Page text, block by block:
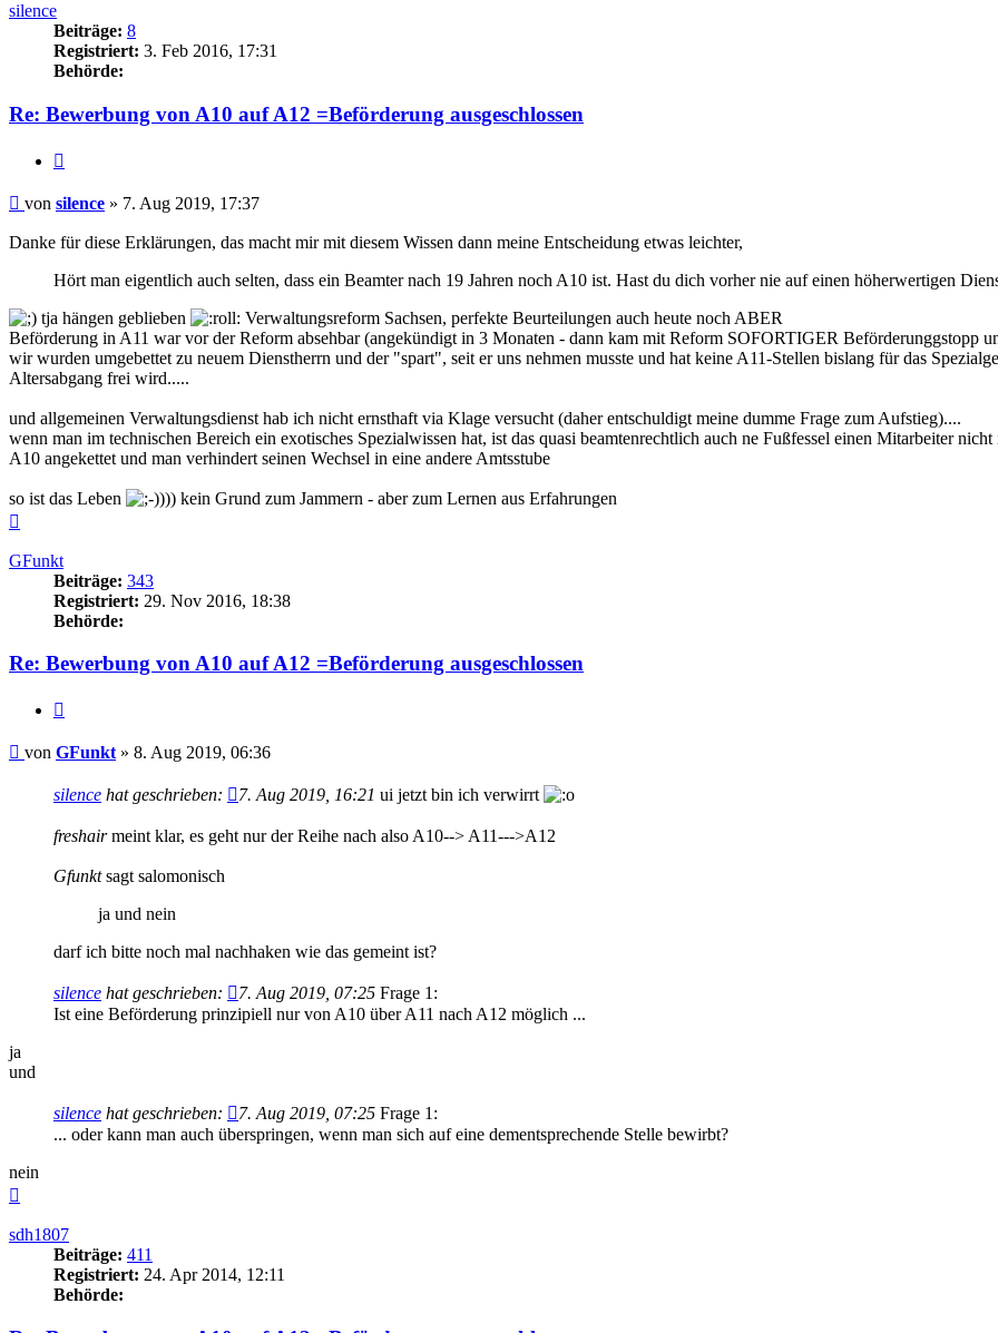
silence
Beiträge: 8
Registriert: 3. Feb 2016, 17:31
Behörde:
Re: Bewerbung von A10 auf A12 =Beförderung ausgeschlossen
Beitrag
von silence » 7. Aug 2019, 17:37
Danke für diese Erklärungen, das macht mir mit diesem Wissen dann meine Entscheidung etwas leichter,
Hört man eigentlich auch selten, dass ein Beamter nach 19 Jahren noch A10 ist. Hast du dich vorher nie auf einen höherwertigen
tja hängen geblieben
Verwaltungsreform Sachsen, perfekte Beurteilungen auch heute noch ABER
Beförderung in A11 war vor der Reform absehbar (angekündigt in 3 Monaten - dann kam mit Reform SOFORTIGER Beförderunggstopp
wir wurden umgebettet zu neuem Dienstherrn und der "spart", seit er uns nehmen musste und hat keine A11-Stellen bislang für das
Altersabgang frei wird.....
und allgemeinen Verwaltungsdienst hab ich nicht ernsthaft via Klage versucht (daher entschuldigt meine dumme Frage zum Aufstieg)....
wenn man im technischen Bereich ein exotisches Spezialwissen hat, ist das quasi beamtenrechtlich auch ne Fußfessel einen Mitarbeiter
A10 angekettet und man verhindert seinen Wechsel in eine andere Amtsstube
so ist das Leben
))) kein Grund zum Jammern - aber zum Lernen aus Erfahrungen
GFunkt
Beiträge: 343
Registriert: 29. Nov 2016, 18:38
Behörde:
Re: Bewerbung von A10 auf A12 =Beförderung ausgeschlossen
Beitrag
von GFunkt » 8. Aug 2019, 06:36
silence hat geschrieben: 7. Aug 2019, 16:21 ui jetzt bin ich verwirrt
freshairmeint klar, es geht nur der Reihe nach also A10--> A11--->A12
Gfunktsagt salomonisch
ja und nein
darf ich bitte noch mal nachhaken wie das gemeint ist?
silence hat geschrieben: 7. Aug 2019, 07:25 Frage 1:
Ist eine Beförderung prinzipiell nur von A10 über A11 nach A12 möglich ...
ja
und
silence hat geschrieben: 7. Aug 2019, 07:25 Frage 1:
... oder kann man auch überspringen, wenn man sich auf eine dementsprechende Stelle bewirbt?
nein
sdh1807
Beiträge: 411
Registriert: 24. Apr 2014, 12:11
Behörde: